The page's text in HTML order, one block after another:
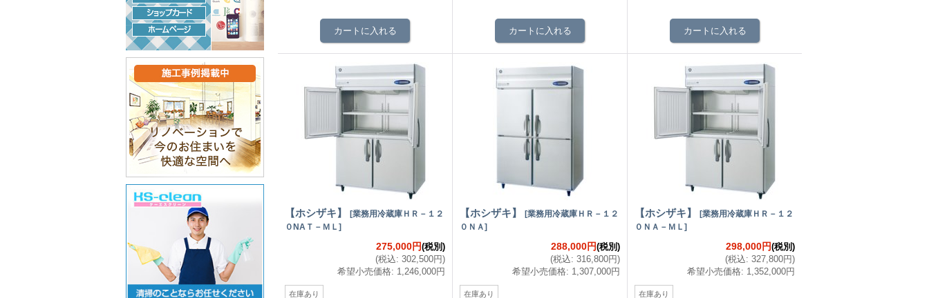
【ホシザキ】 [業務用冷蔵庫ＨＲ－１２
０NAＴ－ＭＬ ]
275,000円(税別)
(税込: 302,500円)
希望小売価格: 1,246,000円
在庫あり
【ホシザキ】 [業務用冷蔵庫ＨＲ－１２
０ＮＡ]
288,000円(税別)
(税込: 316,800円)
希望小売価格: 1,307,000円
在庫あり
【ホシザキ】 [業務用冷蔵庫ＨＲ－１２
０ＮＡ－ＭＬ ]
298,000円(税別)
(税込: 327,800円)
希望小売価格: 1,352,000円
在庫あり